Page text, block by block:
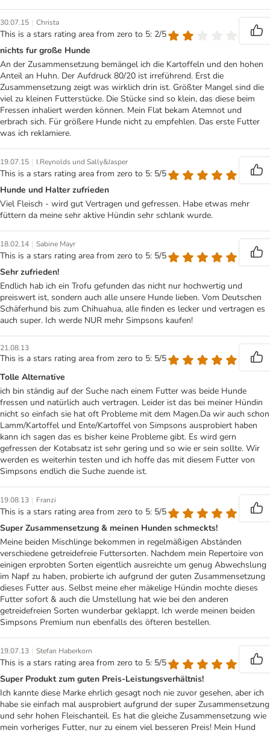
30.07.15 | Christa
This is a stars rating area from zero to 5: 2/5
nichts fur große Hunde
An der Zusammensetzung bemängel ich die Kartoffeln und den hohen
Anteil an Huhn. Der Aufdruck 80/20 ist irreführend. Erst die
Zusammensetzung zeigt was wirklich drin ist. Größter Mangel sind die
viel zu kleinen Futterstücke. Die Stücke sind so klein, das diese beim
Fressen inhaliert werden können. Mein Flat bekam Atemnot und
erbrach sich. Für größere Hunde nicht zu empfehlen. Das erste Futter
was ich reklamiere.
19.07.15 | I.Reynolds und Sally&Jasper
This is a stars rating area from zero to 5: 5/5
Hunde und Halter zufrieden
Viel Fleisch - wird gut Vertragen und gefressen. Habe etwas mehr
füttern da meine sehr aktive Hündin sehr schlank wurde.
18.02.14 | Sabine Mayr
This is a stars rating area from zero to 5: 5/5
Sehr zufrieden!
Endlich hab ich ein Trofu gefunden das nicht nur hochwertig und
preiswert ist, sondern auch alle unsere Hunde lieben. Vom Deutschen
Schäferhund bis zum Chihuahua, alle finden es lecker und vertragen es
auch super. Ich werde NUR mehr Simpsons kaufen!
21.08.13
This is a stars rating area from zero to 5: 5/5
Tolle Alternative
ich bin ständig auf der Suche nach einem Futter was beide Hunde
fressen und natürlich auch vertragen. Leider ist das bei meiner Hündin
nicht so einfach sie hat oft Probleme mit dem Magen.Da wir auch schon
Lamm/Kartoffel und Ente/Kartoffel von Simpsons ausprobiert haben
kann ich sagen das es bisher keine Probleme gibt. Es wird gern
gefressen der Kotabsatz ist sehr gering und so wie er sein sollte. Wir
werden es weiterhin testen und ich hoffe das mit diesem Futter von
Simpsons endlich die Suche zuende ist.
19.08.13 | Franzi
This is a stars rating area from zero to 5: 5/5
Super Zusammensetzung & meinen Hunden schmeckts!
Meine beiden Mischlinge bekommen in regelmäßigen Abständen
verschiedene getreidefreie Futtersorten. Nachdem mein Repertoire von
einigen erprobten Sorten eigentlich ausreichte um genug Abwechslung
im Napf zu haben, probierte ich aufgrund der guten Zusammensetzung
dieses Futter aus. Selbst meine eher mäkelige Hündin mochte dieses
Futter sofort & auch die Umstellung hat wie bei den anderen
getreidefreien Sorten wunderbar geklappt. Ich werde meinen beiden
Simpsons Premium nun ebenfalls des öfteren bestellen.
19.07.13 | Stefan Haberkorn
This is a stars rating area from zero to 5: 5/5
Super Produkt zum guten Preis-Leistungsverhältnis!
Ich kannte diese Marke ehrlich gesagt noch nie zuvor gesehen, aber ich
habe sie einfach mal ausprobiert aufgrund der super Zusammensetzung
und sehr hohen Fleischanteil. Es hat die gleiche Zusammensetzung wie
mein vorheriges Futter, nur zu einem viel besseren Preis! Mein Hund